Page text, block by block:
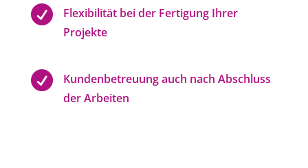

Flexibilität bei der Fertigung Ihrer
Projekte

Kundenbetreuung auch nach Abschluss
der Arbeiten